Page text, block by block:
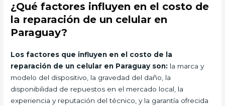
¿Qué factores influyen en el costo de
la reparación de un celular en
Paraguay?
Los factores que influyen en el costo de la
reparación de un celular en Paraguay son: la marca y
modelo del dispositivo, la gravedad del daño, la
disponibilidad de repuestos en el mercado local, la
experiencia y reputación del técnico, y la garantía ofrecida